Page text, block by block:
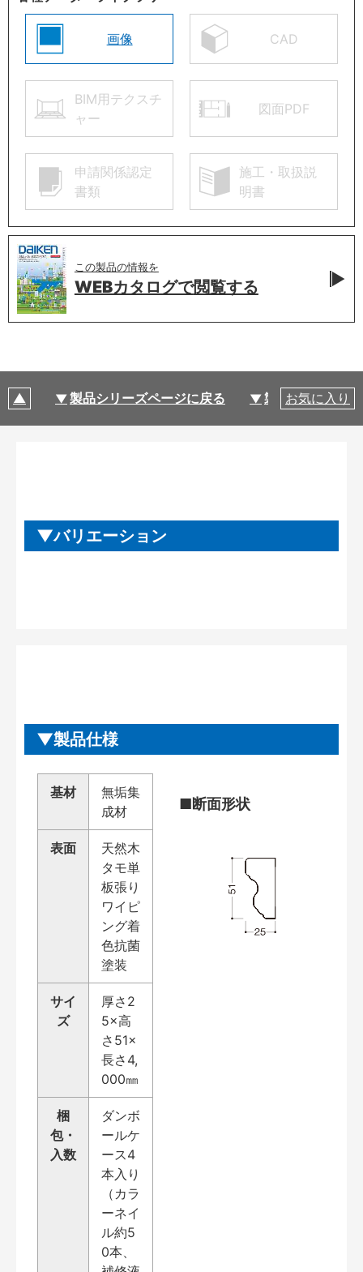
画像 CAD
BIM用テクスチ
ャー
図面PDF
申請関係認定
書類
施工・取扱説
明書
この製品の情報を
WEBカタログで閲覧する
製品シリーズページに戻る 製品仕様
お気に入り
バリエーション
製品仕様
基材
無垢集
成材
表面
天然木
タモ単
板張り
ワイピ
ング着
色抗菌
塗装
サイ
ズ
厚さ2
5×高
さ51×
長さ4,
000㎜
梱
包・
入数
ダンボ
ールケ
ース4
本入り
（カラ
ーネイ
ル約5
0本、
■断面形状